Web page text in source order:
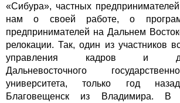
«Сибура», частных
нам о своей работе, о
предпринимателей на Дальнем
релокации. Так, один из участников
управления кадров и
Дальневосточного
университета, только год
Благовещенск из Владимира. В